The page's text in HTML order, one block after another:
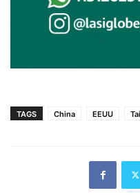
TAGS China EEUU